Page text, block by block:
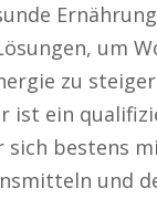
um
zu
ist ein
sich bestens
und